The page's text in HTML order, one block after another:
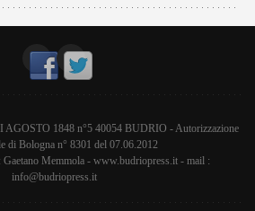
AGOSTO 1848 n°5 40054 BUDRIO - Autorizzazione
di Bologna n° 8301 del 07.06.2012
Gaetano Memmola - www.budriopress.it - mail :
info@budriopress.it